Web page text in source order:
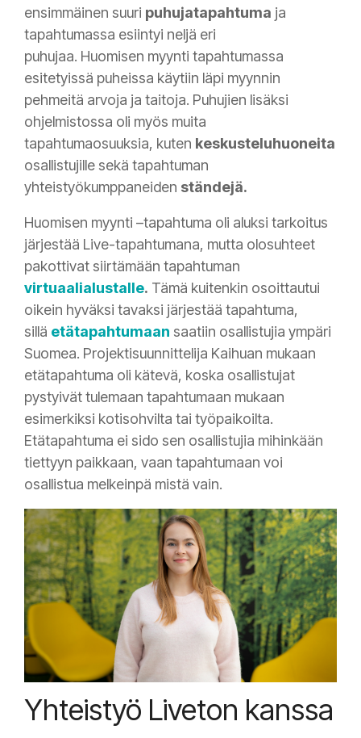
ensimmäinen suuri puhujatapahtuma ja
tapahtumassa esiintyi neljä eri
puhujaa. Huomisen myynti tapahtumassa
esitetyissä puheissa käytiin läpi myynnin
pehmeitä arvoja ja taitoja. Puhujien lisäksi
ohjelmistossa oli myös muita
tapahtumaosuuksia, kuten keskusteluhuoneita
osallistujille sekä tapahtuman
yhteistyökumppaneiden ständejä.
Huomisen myynti –tapahtuma oli aluksi tarkoitus
järjestää Live-tapahtumana, mutta olosuhteet
pakottivat siirtämään tapahtuman
virtuaalialustalle. Tämä kuitenkin osoittautui
oikein hyväksi tavaksi järjestää tapahtuma,
sillä etätapahtumaan saatiin osallistujia ympäri
Suomea. Projektisuunnittelija Kaihuan mukaan
etätapahtuma oli kätevä, koska osallistujat
pystyivät tulemaan tapahtumaan mukaan
esimerkiksi kotisohvilta tai työpaikoilta.
Etätapahtuma ei sido sen osallistujia mihinkään
tiettyyn paikkaan, vaan tapahtumaan voi
osallistua melkeinpä mistä vain.
Yhteistyö Liveton kanssa